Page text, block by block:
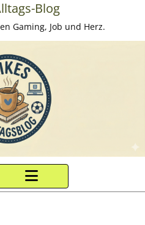
Blog
Gaming, Job und Herz.